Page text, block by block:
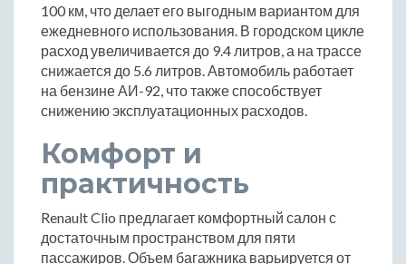
100 км, что делает его выгодным вариантом для
ежедневного использования. В городском цикле
расход увеличивается до 9.4 литров, а на трассе
снижается до 5.6 литров. Автомобиль работает
на бензине АИ-92, что также способствует
снижению эксплуатационных расходов.
Комфорт и
практичность
Renault Clio предлагает комфортный салон с
достаточным пространством для пяти
пассажиров. Объем багажника варьируется от